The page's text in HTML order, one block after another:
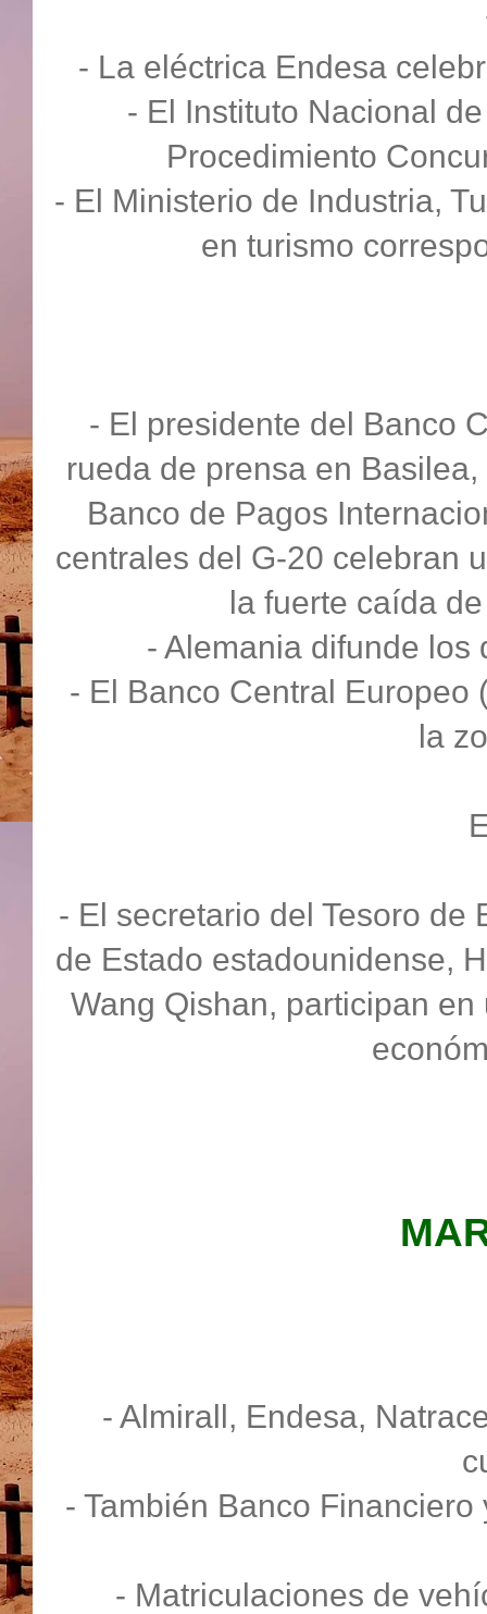
- La eléctrica Endesa
- El Instituto Nacional
Procedimiento
- El Ministerio de Industria,
en turismo
- El presidente del Banco
rueda de prensa en
Banco de Pagos
centrales del G-20 celebran
la fuerte caída
- Alemania difunde los
- El Banco Central Europeo
la
- El secretario del Tesoro de
de Estado estadounidense,
Wang Qishan, participan
- Almirall, Endesa,
- También Banco
- Matriculaciones de